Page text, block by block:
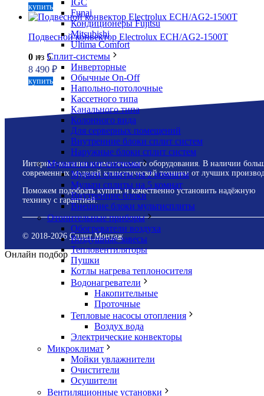
Funai
Кондиционеры Fujitsu
Mitsubishi
Ultima Comfort
Сплит-системы
Инверторные
Обычные On-Off
Напольно-потолочные
Кассетного типа
Канального типа
Колонного вида
Для серверных помещений
Внутренние блоки сплит систем
Наружные блоки сплит систем
Мульти сплит-системы
Мульти сплиты на 2 комнаты
Мульти сплиты на 5 комнат
Внутренние блоки
Внешние блоки мультисплиты
Отопительные приборы
Обогреватели воздуха
Воздушные завесы
Тепловентиляторы
Пушки
Котлы нагрева теплоносителя
Водонагреватели
Накопительные
Проточные
Тепловые насосы отопления
Воздух вода
Электрические конвекторы
Микроклимат
Мойки увлажнители
Очистители
Осушители
Вентиляционные установки
купить
Подвесной конвектор Electrolux ECH/AG2-1500T
0 из 5
8 490 ₽
купить
Интернет-магазин климатического оборудования. В наличии
современных моделей климатической техники от лучших
Поможем подобрать купить и качественно установить надёжную
технику с гарантией.
© 2018-2026 Сплит Монтаж
Онлайн подбор